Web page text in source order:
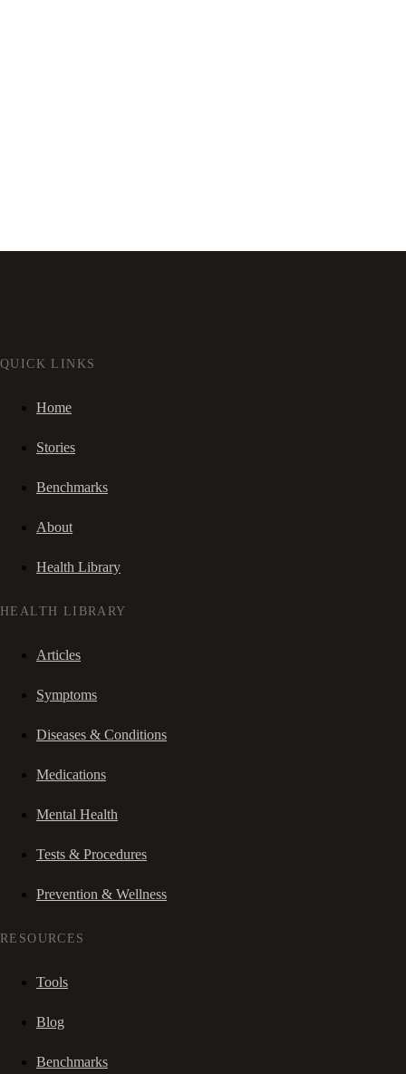
QUICK LINKS
Home
Stories
Benchmarks
About
Health Library
HEALTH LIBRARY
Articles
Symptoms
Diseases & Conditions
Medications
Mental Health
Tests & Procedures
Prevention & Wellness
RESOURCES
Tools
Blog
Benchmarks